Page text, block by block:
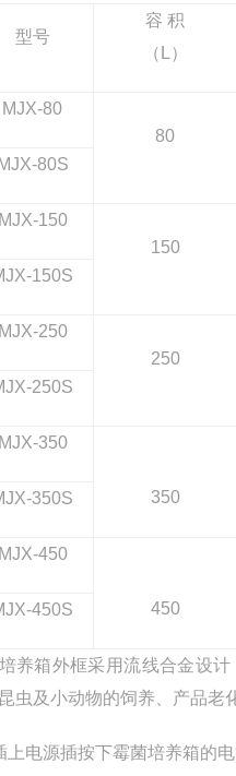
型号
容 积
（L）
MJX-80
80
80S
150
150
150S
250
250
250S
350
350
350S
450
450
450S
养箱外框采用流线合金设
虫及小动物的饲养、产品老
上电源插按下霉菌培养箱的